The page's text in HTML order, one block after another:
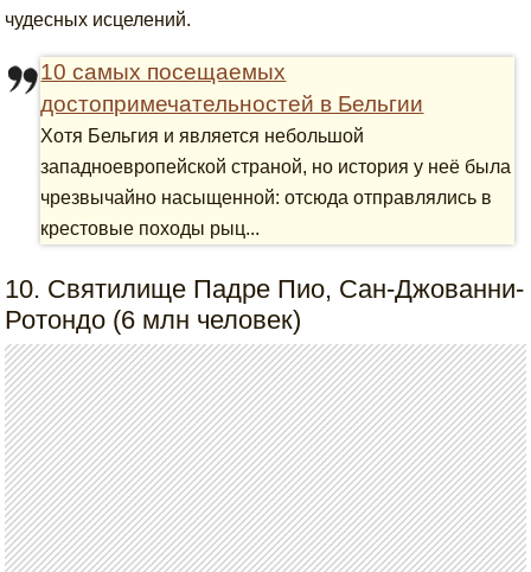
чудесных исцелений.
10 самых посещаемых
достопримечательностей в Бельгии
Хотя Бельгия и является небольшой
западноевропейской страной, но история у неё была
чрезвычайно насыщенной: отсюда отправлялись в
крестовые походы рыц...
10. Святилище Падре Пио, Сан-Джованни-
Ротондо (6 млн человек)